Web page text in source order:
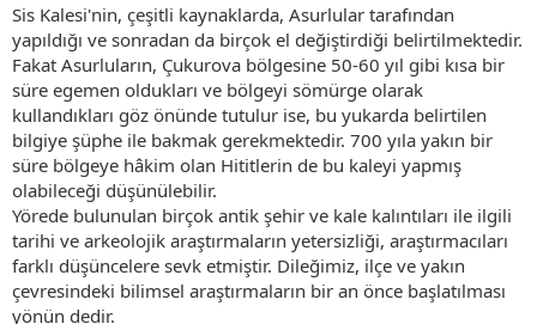
Sis Kalesi'nin, çeşitli kaynaklarda, Asurlular tarafından
yapıldığı ve sonradan da birçok el değiştirdiği belirtilmektedir.
Fakat Asurluların, Çukurova bölgesine 50-60 yıl gibi kısa bir
süre egemen oldukları ve bölgeyi sömürge olarak
kullandıkları göz önünde tutulur ise, bu yukarda belirtilen
bilgiye şüphe ile bakmak gerekmektedir. 700 yıla yakın bir
süre bölgeye hâkim olan Hititlerin de bu kaleyi yapmış
olabileceği düşünülebilir.
Yörede bulunulan birçok antik şehir ve kale kalıntıları ile ilgili
tarihi ve arkeolojik araştırmaların yetersizliği, araştırmacıları
farklı düşüncelere sevk etmiştir. Dileğimiz, ilçe ve yakın
çevresindeki bilimsel araştırmaların bir an önce başlatılması
yönün dedir.